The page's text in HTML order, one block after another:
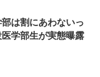
部は割にあわないっ
学部生が実態曝露